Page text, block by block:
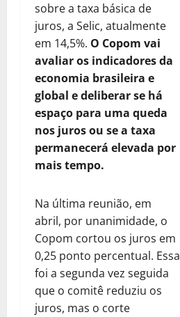
sobre a taxa básica de
juros, a Selic, atualmente
em 14,5%. O Copom vai
avaliar os indicadores da
economia brasileira e
global e deliberar se há
espaço para uma queda
nos juros ou se a taxa
permanecerá elevada por
mais tempo.
Na última reunião, em
abril, por unanimidade, o
Copom cortou os juros em
0,25 ponto percentual. Essa
foi a segunda vez seguida
que o comitê reduziu os
juros, mas o corte